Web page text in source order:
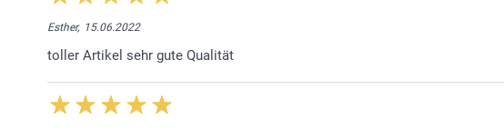
Esther, 15.06.2022
toller Artikel sehr gute Qualität